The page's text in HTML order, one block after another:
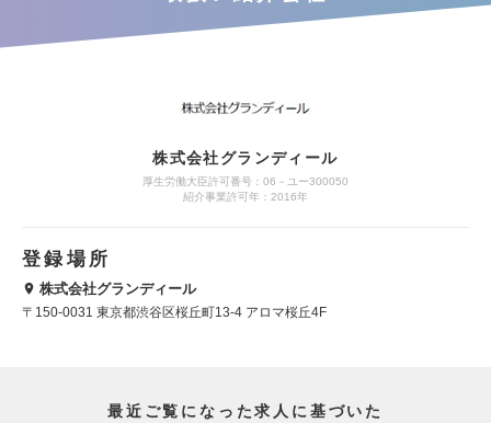
株式会社グランディール
厚生労働大臣許可番号：06－ユー300050
紹介事業許可年：2016年
登録場所
株式会社グランディール
〒150-0031 東京都渋谷区桜丘町13-4 アロマ桜丘4F
最近ご覧になった求人に基づいた